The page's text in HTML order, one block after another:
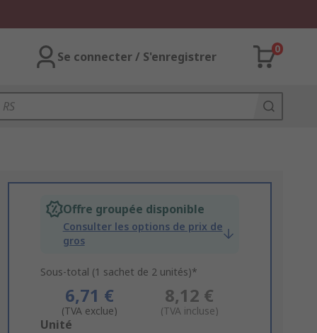
Se connecter / S'enregistrer
0
Offre groupée disponible
Consulter les options de prix de
gros
Sous-total (1 sachet de 2 unités)*
6,71 €
(TVA exclue)
8,12 €
(TVA incluse)
Add
Unité